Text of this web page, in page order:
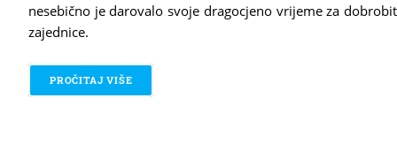
nesebično je darovalo svoje dragocjeno vrijeme za dobrobit
zajednice.
PROČITAJ VIŠE